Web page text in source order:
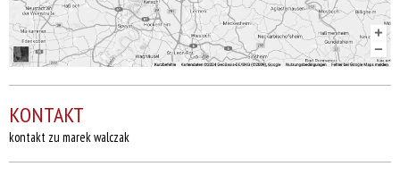
KONTAKT
kontakt zu marek walczak